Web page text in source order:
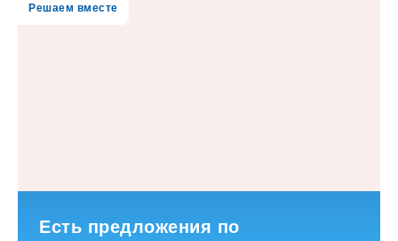
Решаем вместе
Есть предложения по